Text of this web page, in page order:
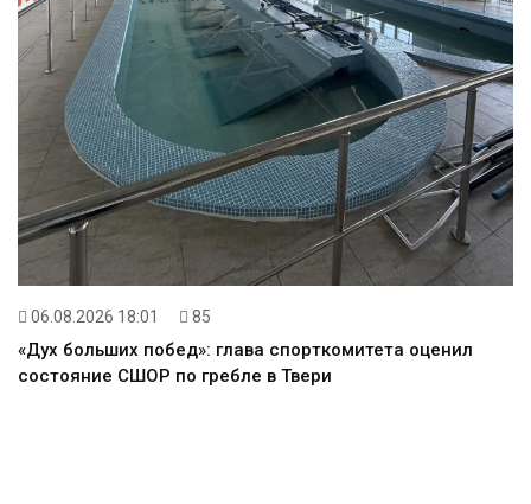
06.08.2026 18:01 85
«Дух больших побед»: глава спорткомитета оценил
состояние СШОР по гребле в Твери